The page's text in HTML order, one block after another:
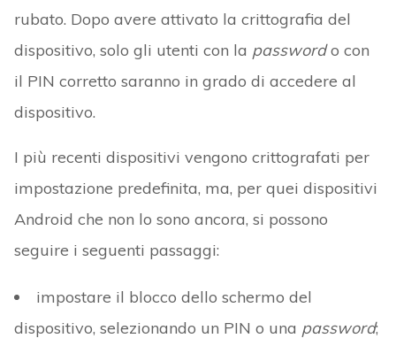
rubato. Dopo avere attivato la crittografia del
dispositivo, solo gli utenti con la passwordo con
il PIN corretto saranno in grado di accedere al
dispositivo.
I più recenti dispositivi vengono crittografati per
impostazione predefinita, ma, per quei dispositivi
Android che non lo sono ancora, si possono
seguire i seguenti passaggi:
impostare il blocco dello schermo del
dispositivo, selezionando un PIN o una password;